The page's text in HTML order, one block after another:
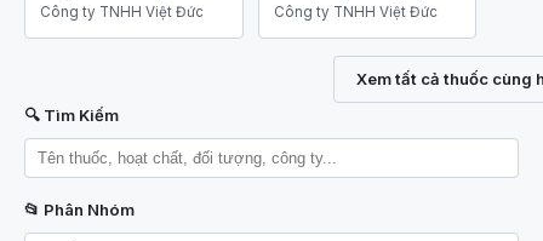
Công ty TNHH Việt Đức
Công ty TNHH Việt Đức
Xem tất cả thuốc cùng
🔍 Tìm Kiếm
📂 Phân Nhóm